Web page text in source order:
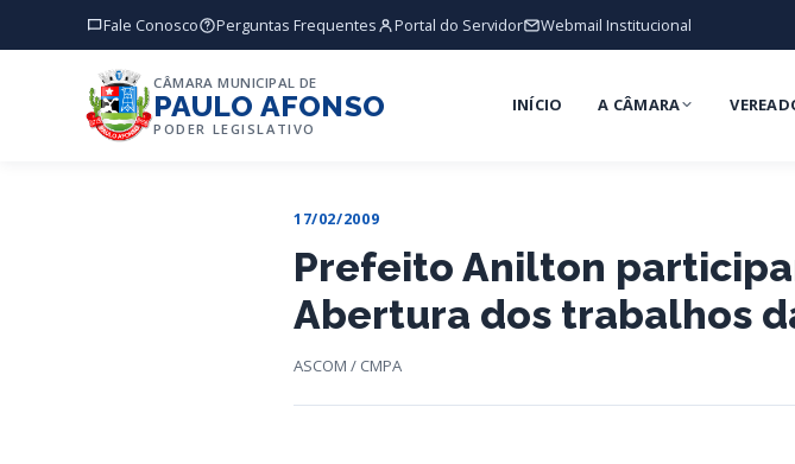
Fale Conosco Perguntas Frequentes Portal do Servidor Webmail Institucional
CÂMARA MUNICIPAL DE
PAULO AFONSO
PODER LEGISLATIVO
INÍCIO A CÂMARA
17/02/2009
Prefeito Anilton
Abertura dos trabalhos
ASCOM / CMPA